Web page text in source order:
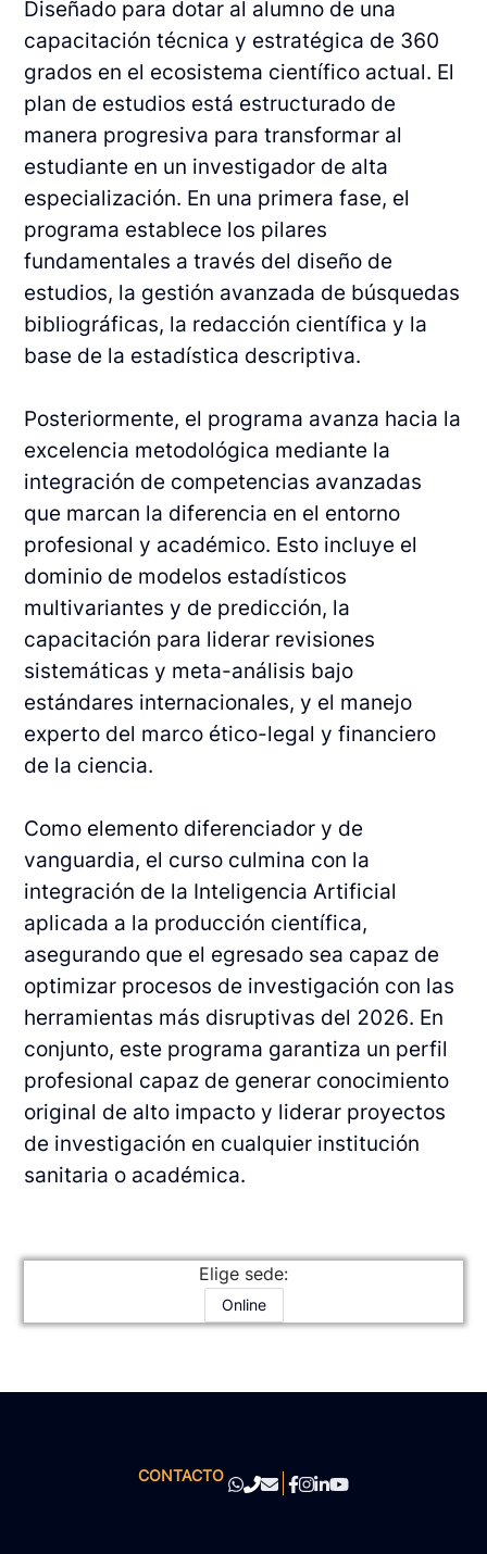
Diseñado para dotar al alumno de una
capacitación técnica y estratégica de 360
grados en el ecosistema científico actual. El
plan de estudios está estructurado de
manera progresiva para transformar al
estudiante en un investigador de alta
especialización. En una primera fase, el
programa establece los pilares
fundamentales a través del diseño de
estudios, la gestión avanzada de búsquedas
bibliográficas, la redacción científica y la
base de la estadística descriptiva.
Posteriormente, el programa avanza hacia la
excelencia metodológica mediante la
integración de competencias avanzadas
que marcan la diferencia en el entorno
profesional y académico. Esto incluye el
dominio de modelos estadísticos
multivariantes y de predicción, la
capacitación para liderar revisiones
sistemáticas y meta-análisis bajo
estándares internacionales, y el manejo
experto del marco ético-legal y financiero
de la ciencia.
Como elemento diferenciador y de
vanguardia, el curso culmina con la
integración de la Inteligencia Artificial
aplicada a la producción científica,
asegurando que el egresado sea capaz de
optimizar procesos de investigación con las
herramientas más disruptivas del 2026. En
conjunto, este programa garantiza un perfil
profesional capaz de generar conocimiento
original de alto impacto y liderar proyectos
de investigación en cualquier institución
sanitaria o académica.
Elige sede:
Online
CONTACTO